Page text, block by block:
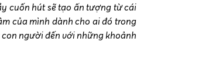
cuốn hút sẽ tạo ấn tượng từ cái
của mình dành cho ai đó trong
người đến với những khoảnh